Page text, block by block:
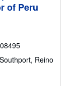
of Peru
Southport, Reino